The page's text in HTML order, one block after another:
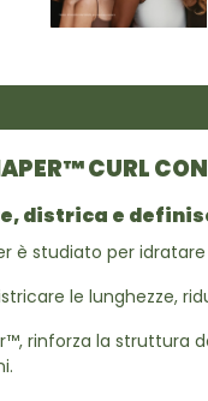
CURL
districa e
è studiato per
le lunghezze,
rinforza la